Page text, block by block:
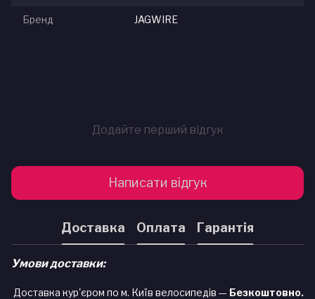
Бренд JAGWIRE
Додайте перший відгук
Написати відгук
Доставка Оплата Гарантія
Умови доставки:
Доставка кур'єром по м. Київ велосипедів — Безкоштовно.